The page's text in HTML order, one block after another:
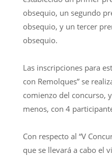
obsequio, un segundo
obsequio, y un tercer
obsequio.
Las inscripciones para
con Remolques” se
comienzo del concurso,
menos, con 4
Con respecto al “V
que se llevará a cabo el